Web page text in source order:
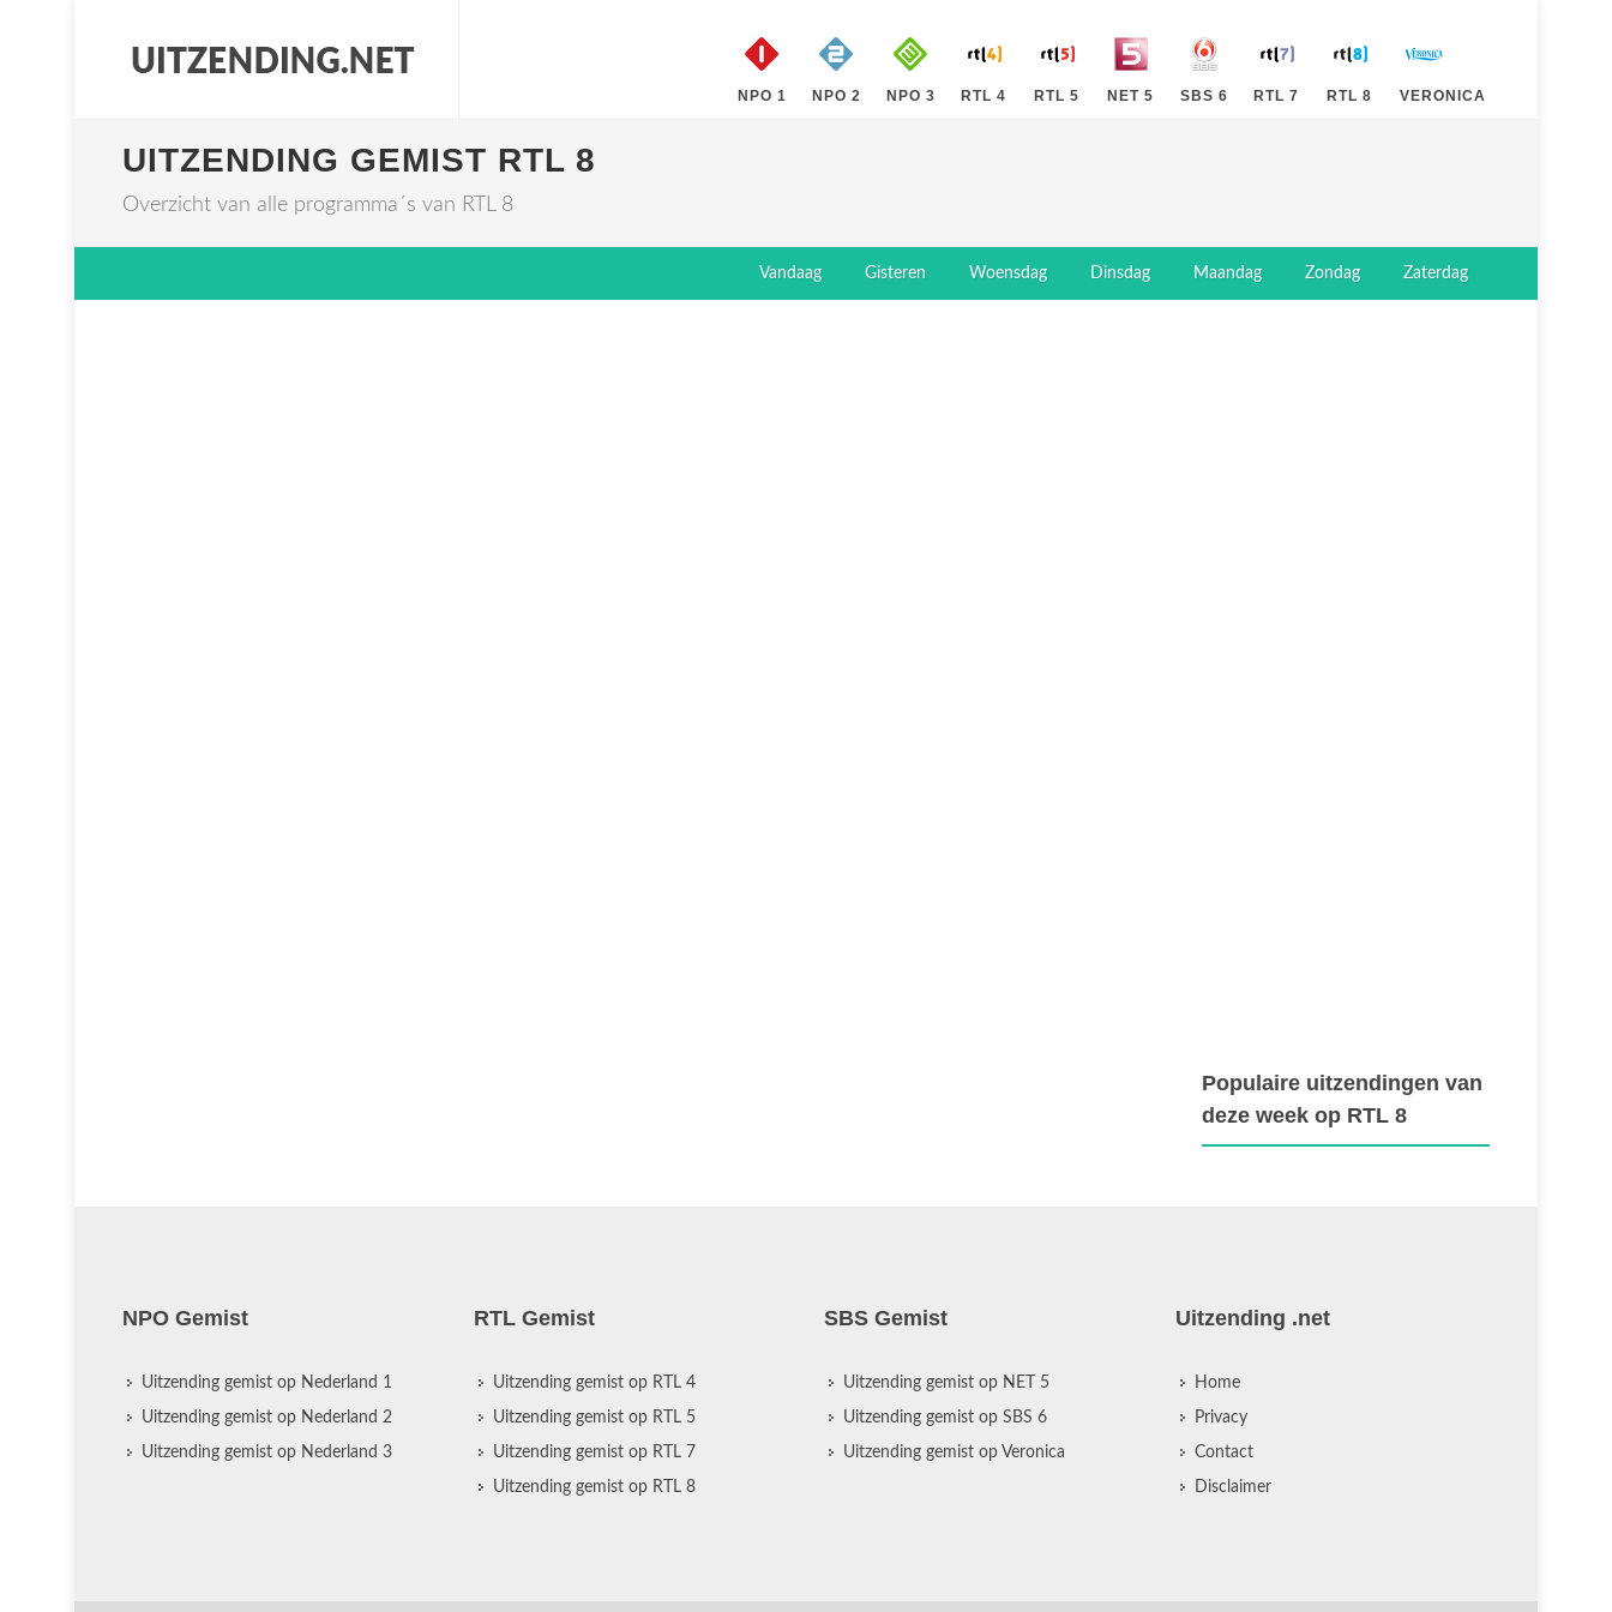
NPO 1 NPO 2 NPO 3 RTL 4 RTL 5 NET 5 SBS 6 RTL 7 RTL 8 VERONICA
UITZENDING GEMIST RTL 8
Overzicht van alle programma´s van RTL 8
Vandaag Gisteren Woensdag Dinsdag Maandag Zondag Zaterdag
Populaire uitzendingen van
deze week op RTL 8
NPO Gemist
Uitzending gemist op Nederland 1
Uitzending gemist op Nederland 2
Uitzending gemist op Nederland 3
RTL Gemist
Uitzending gemist op RTL 4
Uitzending gemist op RTL 5
Uitzending gemist op RTL 7
Uitzending gemist op RTL 8
SBS Gemist
Uitzending gemist op NET 5
Uitzending gemist op SBS 6
Uitzending gemist op Veronica
Uitzending .net
Home
Privacy
Contact
Disclaimer